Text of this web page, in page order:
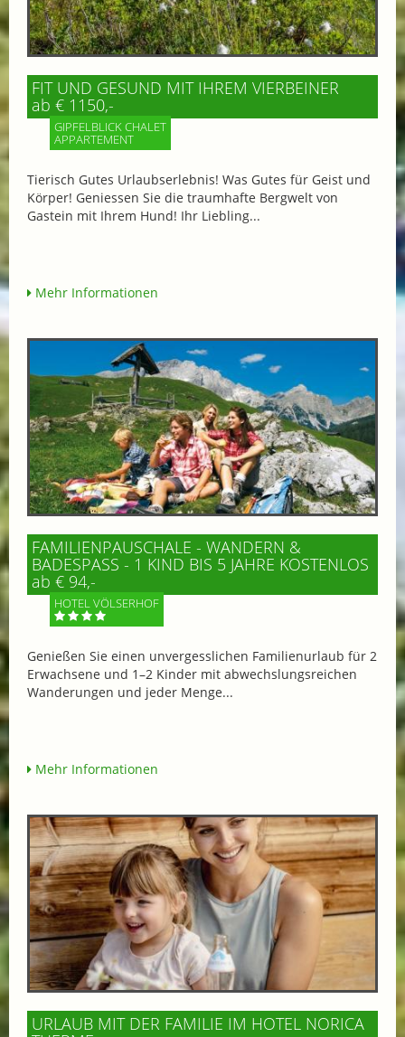
FIT UND GESUND MIT IHREM VIERBEINER
ab € 1150,-
GIPFELBLICK CHALET
APPARTEMENT
Tierisch Gutes Urlaubserlebnis! Was Gutes für Geist und
Körper! Geniessen Sie die traumhafte Bergwelt von
Gastein mit Ihrem Hund! Ihr Liebling...
Mehr Informationen
FAMILIENPAUSCHALE - WANDERN &
BADESPASS - 1 KIND BIS 5 JAHRE KOSTENLOS
ab € 94,-
HOTEL VÖLSERHOF
Genießen Sie einen unvergesslichen Familienurlaub für 2
Erwachsene und 1–2 Kinder mit abwechslungsreichen
Wanderungen und jeder Menge...
Mehr Informationen
URLAUB MIT DER FAMILIE IM HOTEL NORICA